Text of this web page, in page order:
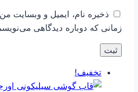
ذخیره نام، ایمیل و وبسایت
زمانی که دوباره دیدگاهی
تخفیف!